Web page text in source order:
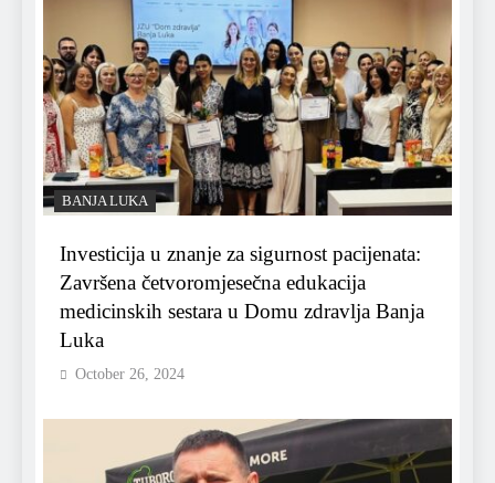
BANJA LUKA
Investicija u znanje za sigurnost pacijenata:
Završena četvoromjesečna edukacija
medicinskih sestara u Domu zdravlja Banja
Luka
October 26, 2024